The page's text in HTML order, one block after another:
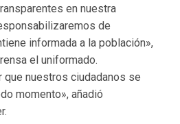
en nuestra
de
informada a la población»,
el uniformado.
que nuestros ciudadanos se
momento», añadió